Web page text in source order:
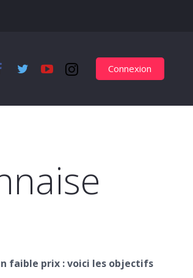
Connexion
faible prix : voici les objectifs